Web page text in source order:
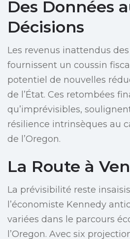
Des Données
Décisions
Les revenus inattendus
fournissent un coussin
potentiel de nouvelles
de l’État. Ces retombées
qu’imprévisibles,
résilience intrinsèques au
de l’Oregon.
La Route à
La prévisibilité reste
l’économiste Kennedy
variées dans le parcours
l’Oregon. Avec six